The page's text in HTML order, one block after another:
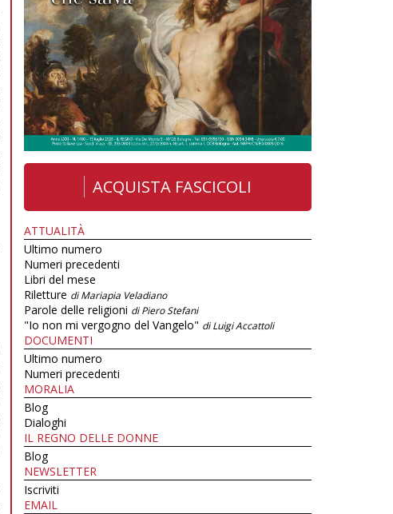
ACQUISTA FASCICOLI
ATTUALITÀ
Ultimo numero
Numeri precedenti
Libri del mese
Riletture di Mariapia Veladiano
Parole delle religioni di Piero Stefani
"Io non mi vergogno del Vangelo" di Luigi Accattoli
DOCUMENTI
Ultimo numero
Numeri precedenti
MORALIA
Blog
Dialoghi
IL REGNO DELLE DONNE
Blog
NEWSLETTER
Iscriviti
EMAIL